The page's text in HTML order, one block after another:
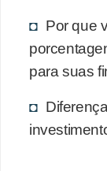
Por que
para suas